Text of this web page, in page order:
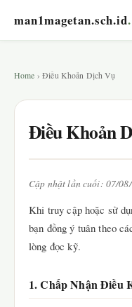
man1magetan.sch.id.
Home › Điều Khoản Dịch Vụ
Điều Khoản
Cập nhật lần cuối: 07/
Khi truy cập hoặc sử
bạn đồng ý tuân theo
lòng đọc kỹ.
1. Chấp Nhận Điều